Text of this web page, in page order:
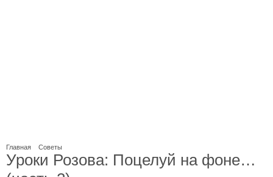
Главная Советы
Уроки Розова: Поцелуй на фоне…